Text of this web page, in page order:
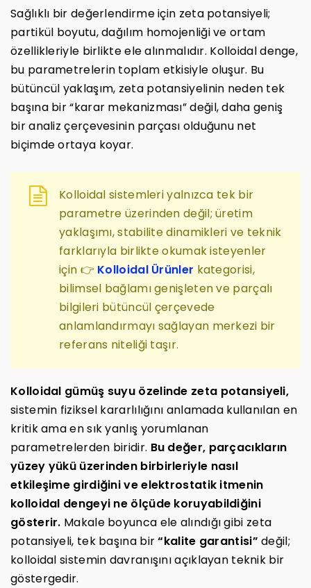
Sağlıklı bir değerlendirme için zeta potansiyeli;
partikül boyutu, dağılım homojenliği ve ortam
özellikleriyle birlikte ele alınmalıdır. Kolloidal denge,
bu parametrelerin toplam etkisiyle oluşur. Bu
bütüncül yaklaşım, zeta potansiyelinin neden tek
başına bir “karar mekanizması” değil, daha geniş
bir analiz çerçevesinin parçası olduğunu net
biçimde ortaya koyar.
Kolloidal sistemleri yalnızca tek bir
parametre üzerinden değil; üretim
yaklaşımı, stabilite dinamikleri ve teknik
farklarıyla birlikte okumak isteyenler
için 👉 Kolloidal Ürünler kategorisi,
bilimsel bağlamı genişleten ve parçalı
bilgileri bütüncül çerçevede
anlamlandırmayı sağlayan merkezi bir
referans niteliği taşır.
Kolloidal gümüş suyu özelinde zeta potansiyeli,
sistemin fiziksel kararlılığını anlamada kullanılan en
kritik ama en sık yanlış yorumlanan
parametrelerden biridir. Bu değer, parçacıkların
yüzey yükü üzerinden birbirleriyle nasıl
etkileşime girdiğini ve elektrostatik itmenin
kolloidal dengeyi ne ölçüde koruyabildiğini
gösterir. Makale boyunca ele alındığı gibi zeta
potansiyeli, tek başına bir“kalite garantisi” değil;
kolloidal sistemin davranışını açıklayan teknik bir
göstergedir.